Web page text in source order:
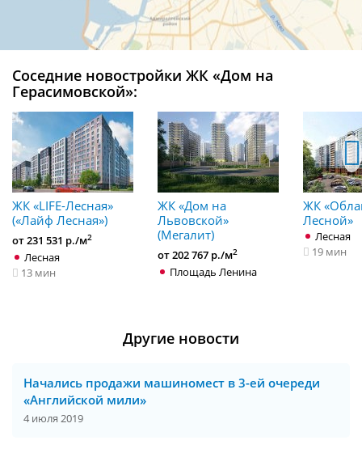
Соседние новостройки ЖК «Дом на
Герасимовской»:
ЖК «LIFE-Лесная»
(«Лайф Лесная»)
от 231 531 р./м2
Лесная
13 мин
ЖК «Дом на
Львовской»
(Мегалит)
от 202 767 р./м2
Площадь Ленина
ЖК
Лесной»
Лесная
19 мин
Другие новости
Начались продажи машиномест в 3-ей очереди
«Английской мили»
4 июля 2019